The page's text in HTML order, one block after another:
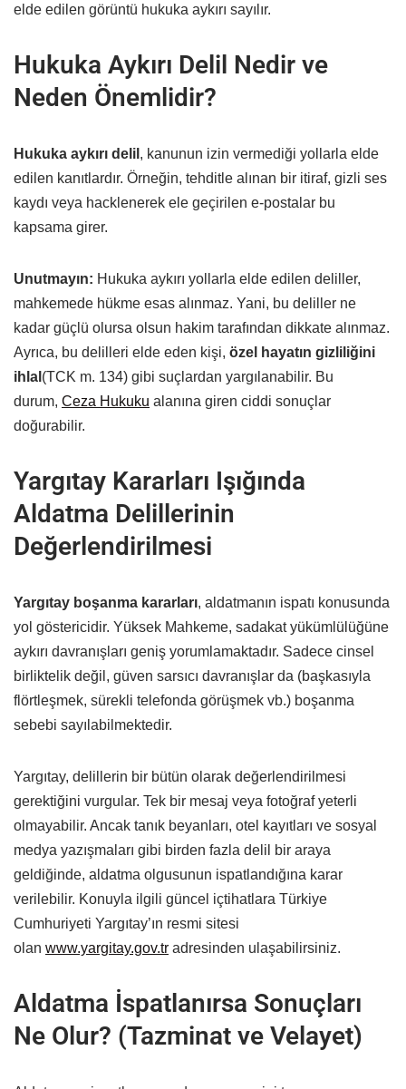
elde edilen görüntü hukuka aykırı sayılır.
Hukuka Aykırı Delil Nedir ve
Neden Önemlidir?
Hukuka aykırı delil , kanunun izin vermediği yollarla elde
edilen kanıtlardır. Örneğin, tehditle alınan bir itiraf, gizli ses
kaydı veya hacklenerek ele geçirilen e-postalar bu
kapsama girer.
Unutmayın: Hukuka aykırı yollarla elde edilen deliller,
mahkemede hükme esas alınmaz. Yani, bu deliller ne
kadar güçlü olursa olsun hakim tarafından dikkate alınmaz.
Ayrıca, bu delilleri elde eden kişi, özel hayatın gizliliğini
ihlal (TCK m. 134) gibi suçlardan yargılanabilir. Bu
durum, Ceza Hukuku alanına giren ciddi sonuçlar
doğurabilir.
Yargıtay Kararları Işığında
Aldatma Delillerinin
Değerlendirilmesi
Yargıtay boşanma kararları, aldatmanın ispatı konusunda
yol göstericidir. Yüksek Mahkeme, sadakat yükümlülüğüne
aykırı davranışları geniş yorumlamaktadır. Sadece cinsel
birliktelik değil, güven sarsıcı davranışlar da (başkasıyla
flörtleşmek, sürekli telefonda görüşmek vb.) boşanma
sebebi sayılabilmektedir.
Yargıtay, delillerin bir bütün olarak değerlendirilmesi
gerektiğini vurgular. Tek bir mesaj veya fotoğraf yeterli
olmayabilir. Ancak tanık beyanları, otel kayıtları ve sosyal
medya yazışmaları gibi birden fazla delil bir araya
geldiğinde, aldatma olgusunun ispatlandığına karar
verilebilir. Konuyla ilgili güncel içtihatlara Türkiye
Cumhuriyeti Yargıtay’ın resmi sitesi
olan www.yargitay.gov.tr adresinden ulaşabilirsiniz.
Aldatma İspatlanırsa Sonuçları
Ne Olur? (Tazminat ve Velayet)